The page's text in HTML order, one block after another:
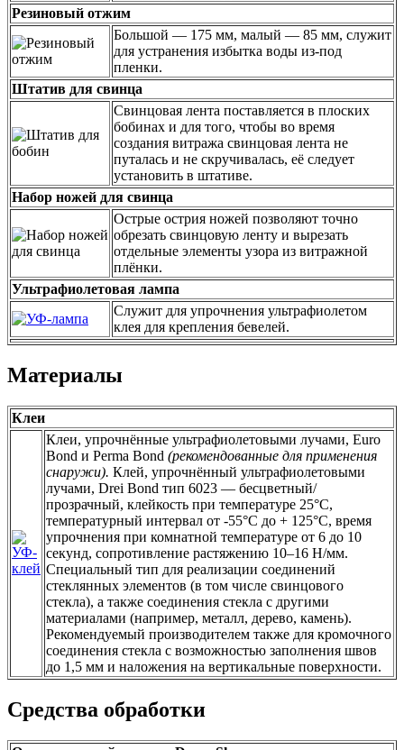
Резиновый отжим
Большой — 175 мм, малый — 85 мм, служит
для устранения избытка воды из-под
пленки.
Штатив для свинца
Cвинцовая лента поставляется в плоских
бобинах и для того, чтобы во время
создания витража свинцовая лента не
путалась и не скручивалась, её следует
установить в штативе.
Набор ножей для свинца
Острые острия ножей позволяют точно
обрезать свинцовую ленту и вырезать
отдельные элементы узора из витражной
плёнки.
Ультрафиолетовая лампа
Служит для упрочнения ультрафиолетом
клея для крепления бевелей.
Материалы
Клеи
Клеи, упрочнённые ультрафиолетовыми лучами, Euro
Bond и Perma Bond (рекомендованные для применения
снаружи). Клей, упрочнённый ультрафиолетовыми
лучами, Drei Bond тип 6023 — бесцветный/
прозрачный, клейкость при температуре 25°С,
температурный интервал от -55°С до + 125°С, время
упрочнения при комнатной температуре от 6 до 10
секунд, сопротивление растяжению 10–16 Н/мм.
Специальный тип для реализации соединений
стеклянных элементов (в том числе свинцового
стекла), а также соединения стекла с другими
материалами (например, металл, дерево, камень).
Рекомендуемый производителем также для кромочного
соединения стекла с возможностью заполнения швов
до 1,5 мм и наложения на вертикальные поверхности.
Средства обработки